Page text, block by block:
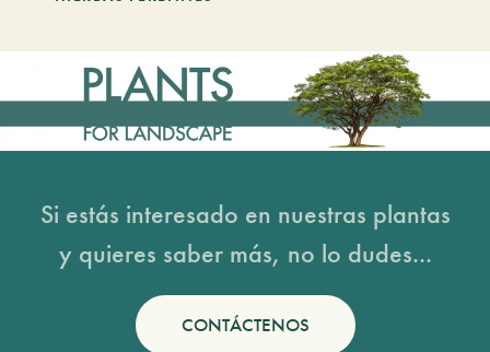
Si estás interesado en nuestras plantas
y quieres saber más, no lo dudes...
CONTÁCTENOS